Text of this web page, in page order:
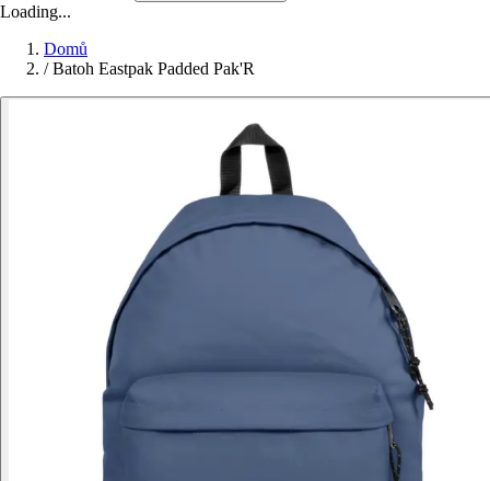
Loading...
Domů
/ Batoh Eastpak Padded Pak'R